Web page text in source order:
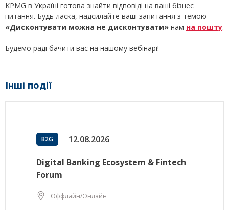
KPMG в Україні готова знайти відповіді на ваші бізнес
питання. Будь ласка, надсилайте ваші запитання з темою
«Дисконтувати можна не дисконтувати» нам на пошту.
Будемо раді бачити вас на нашому вебінарі!
Інші події
B2G 12.08.2026
Digital Banking Ecosystem & Fintech
Forum
Оффлайн/Онлайн